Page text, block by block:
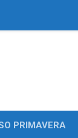
PRIMAVERA